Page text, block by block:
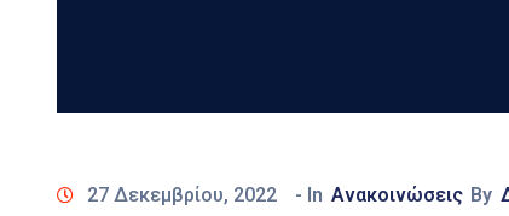
27 Δεκεμβρίου, 2022 - In Ανακοινώσεις By